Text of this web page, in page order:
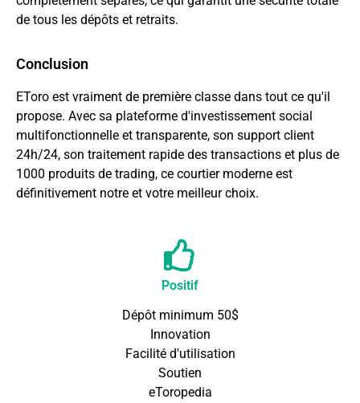
de tous les dépôts et retraits.
Conclusion
EToro est vraiment de première classe dans tout ce qu'il
propose. Avec sa plateforme d'investissement social
multifonctionnelle et transparente, son support client
24h/24, son traitement rapide des transactions et plus de
1000 produits de trading, ce courtier moderne est
définitivement notre et votre meilleur choix.
Positif
Dépôt minimum 50$
Innovation
Facilité d'utilisation
Soutien
eToropedia